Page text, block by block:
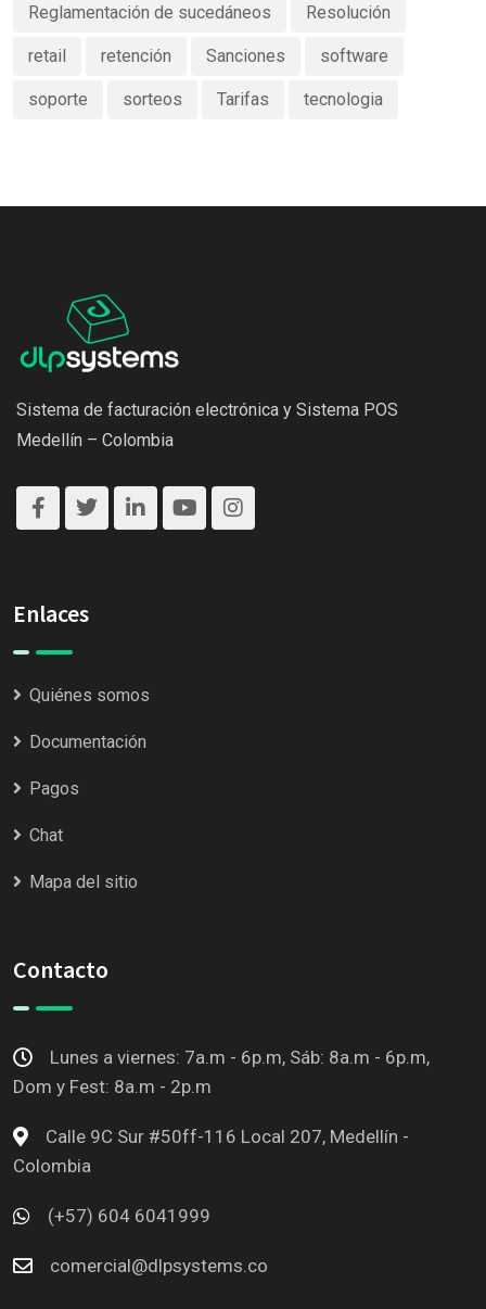
Reglamentación de sucedáneos Resolución
retail retención Sanciones software
soporte sorteos Tarifas tecnologia
Sistema de facturación electrónica y Sistema POS
Medellín – Colombia
Enlaces
Quiénes somos
Documentación
Pagos
Chat
Mapa del sitio
Contacto
Lunes a viernes: 7a.m - 6p.m, Sáb: 8a.m - 6p.m,
Dom y Fest: 8a.m - 2p.m
Calle 9C Sur #50ff-116 Local 207, Medellín -
Colombia
(+57) 604 6041999
comercial@dlpsystems.co